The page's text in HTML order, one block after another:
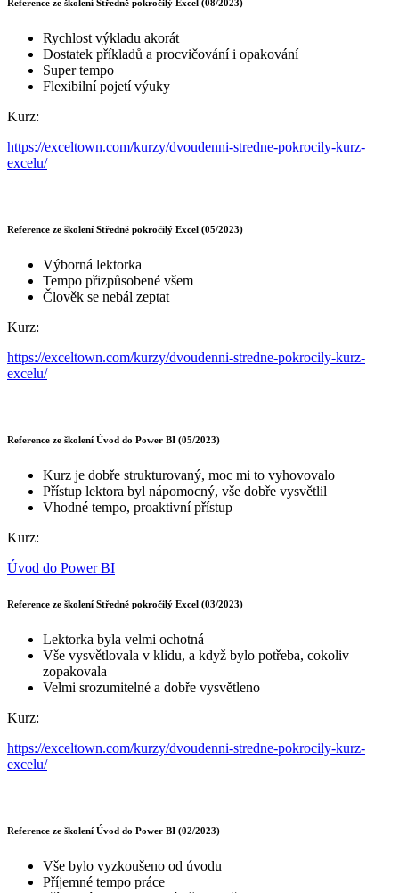
Reference ze školení Středně pokročilý Excel (08/2023)
Rychlost výkladu akorát
Dostatek příkladů a procvičování i opakování
Super tempo
Flexibilní pojetí výuky
Kurz:
https://exceltown.com/kurzy/dvoudenni-stredne-pokrocily-kurz-
excelu/
Reference ze školení Středně pokročilý Excel (05/2023)
Výborná lektorka
Tempo přizpůsobené všem
Člověk se nebál zeptat
Kurz:
https://exceltown.com/kurzy/dvoudenni-stredne-pokrocily-kurz-
excelu/
Reference ze školení Úvod do Power BI (05/2023)
Kurz je dobře strukturovaný, moc mi to vyhovovalo
Přístup lektora byl nápomocný, vše dobře vysvětlil
Vhodné tempo, proaktivní přístup
Kurz:
Úvod do Power BI
Reference ze školení Středně pokročilý Excel (03/2023)
Lektorka byla velmi ochotná
Vše vysvětlovala v klidu, a když bylo potřeba, cokoliv
zopakovala
Velmi srozumitelné a dobře vysvětleno
Kurz:
https://exceltown.com/kurzy/dvoudenni-stredne-pokrocily-kurz-
excelu/
Reference ze školení Úvod do Power BI (02/2023)
Vše bylo vyzkoušeno od úvodu
Příjemné tempo práce